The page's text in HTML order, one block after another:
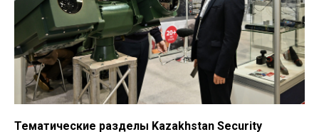
Тематические разделы Kazakhstan Security